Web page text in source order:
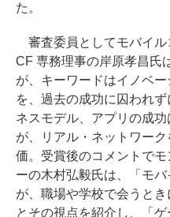
た。
審査委員としてモバイル
CF 専務理事の岸原孝昌氏
が、キーワードはイノベ
を、過去の成功に囚われ
ネスモデル、アプリの成
が、リアル・ネットワー
価。受賞後のコメントで
ーの木村弘毅氏は、「モ
が、職場や学校で会うとき
とその視点を紹介し、「